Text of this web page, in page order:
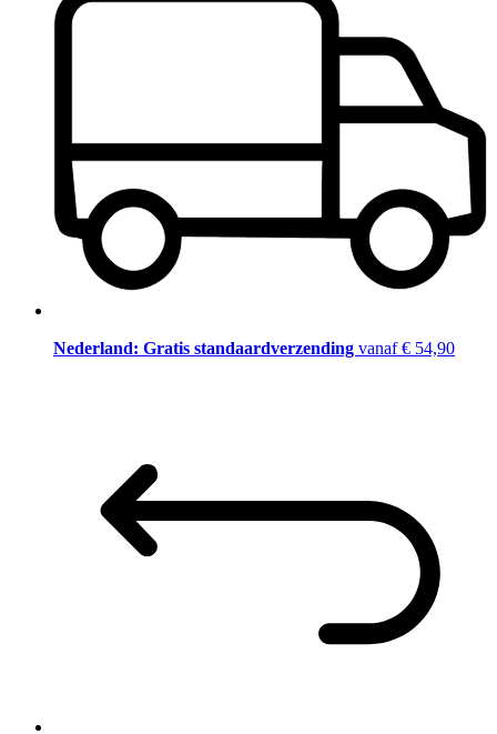
Nederland: Gratis standaardverzending vanaf € 54,90